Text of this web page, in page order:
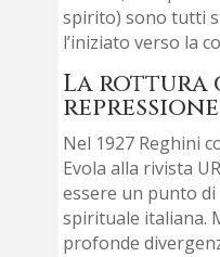
spirito) sono tutti
l’iniziato verso la
La rottura
Nel 1927 Reghini
Evola alla rivista
essere un punto
spirituale italiana.
profonde